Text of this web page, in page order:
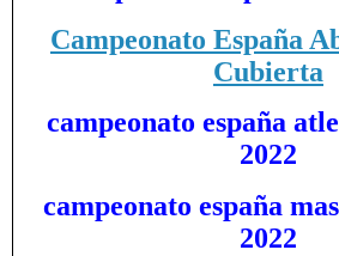
Campeonato España
Cubierta
campeonato españa
2022
campeonato españa
2022